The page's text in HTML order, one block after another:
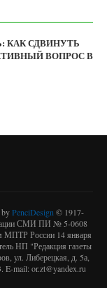
КАК СДВИНУТЬ
ВОПРОС В
byPenciDesign© 1917-
СМИ ПИ № 5-0608
МПТР России 14 января
НП "Редакция газеты
ул. Либерецкая, д. 5а,
E-mail: or.zt@yandex.ru